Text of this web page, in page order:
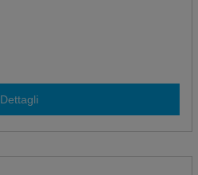
Dettagli